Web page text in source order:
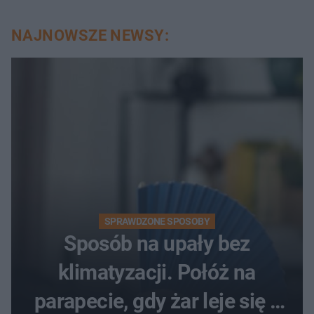
NAJNOWSZE NEWSY:
SPRAWDZONE SPOSOBY
Sposób na upały bez
klimatyzacji. Połóż na
parapecie, gdy żar leje się z